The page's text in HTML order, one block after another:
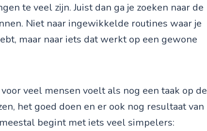
te veel zijn. Juist dan ga je zoeken naar de
Niet naar ingewikkelde routines waar je
maar naar iets dat werkt op een gewone
veel mensen voelt als nog een taak op de
het goed doen en er ook nog resultaat van
begint met iets veel simpelers: